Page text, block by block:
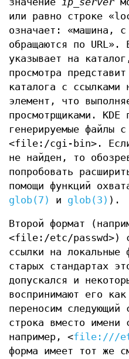
или равно строке
означает: «машина, с
обращаются по URL».
указывает на
просмотра
каталога с ссылками
элемент, что
просмотрщиками. KDE
генерируемые файлы
<file:/cgi-bin>. Если
не найден, то
попробовать
помощи функций
glob(7)
и glob(3) ).
Второй формат
<file:/etc/passwd>)
ссылки на
старых стандартах
допускался и
воспринимают его
переносим следующий
строка вместо имени
например, <file:///
форма имеет тот же